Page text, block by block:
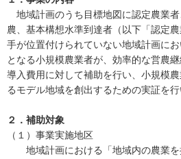
地域計画のうち目標地図に認定農業
農、基本構想水準到達者（以下「認定
手が位置付けられていない地域計画に
となる小規模農業者が、効率的な営農
導入費用に対して補助を行い、小規模
るモデル地域を創出するための実証を行
２．補助対象
（１）事業実施地区
地域計画における「地域内の農業を